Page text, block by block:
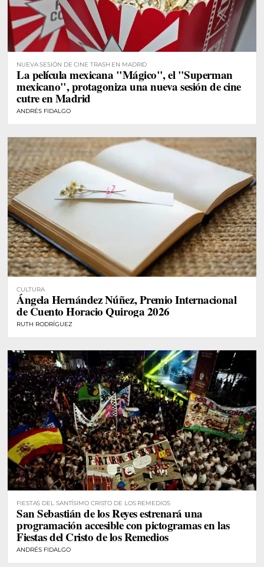
NUEVA SESIÓN DE CINE TRASH EN MADRID
La película mexicana "Mágico", el "Superman
mexicano", protagoniza una nueva sesión de cine
cutre en Madrid
ANDRÉS FIDALGO
CULTURA
Ángela Hernández Núñez, Premio Internacional
de Cuento Horacio Quiroga 2026
RUTH RODRÍGUEZ
FIESTAS DEL SANTÍSIMO CRISTO DE LOS REMEDIOS
San Sebastián de los Reyes estrenará una
programación accesible con pictogramas en las
Fiestas del Cristo de los Remedios
ANDRÉS FIDALGO